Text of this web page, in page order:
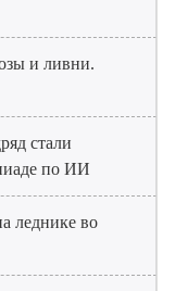
и ливни.
стали
по ИИ
леднике во